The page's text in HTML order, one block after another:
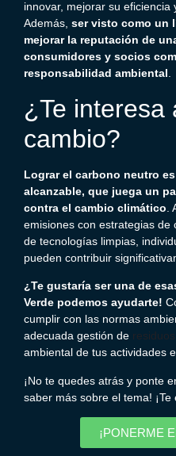
innovar, mejorar su
Además, ser visto como un
mejorar la reputación de
consumidores y socios
responsabilidad ambiental.
¿Te interesa
cambio?
Lograr el carbono neutro
alcanzable, que juega un
contra el cambio climático
emisiones con estrategias de
de tecnologías limpias,
pueden contribuir
¿Te gustaría ser una de
Verde podemos ayudarte!
cumplir con las normas
adecuada gestión de residuos
ambiental de tus actividades
¡No te quedes atrás y ponte
saber más sobre el tema! ¡Te
¡PONERME